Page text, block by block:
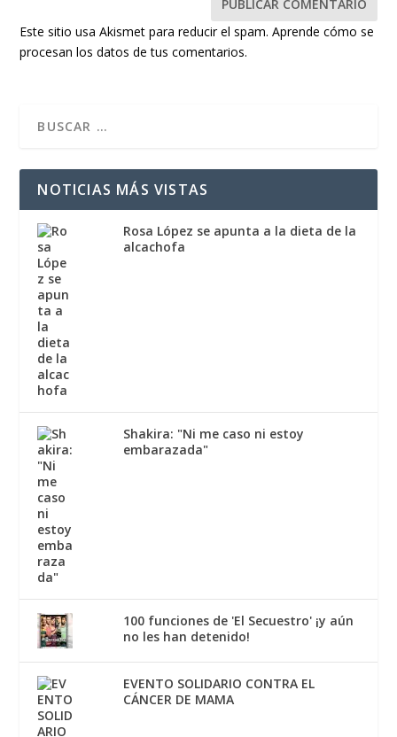
Este sitio usa Akismet para reducir el spam.Aprende cómo se
procesan los datos de tus comentarios.
NOTICIAS MÁS VISTAS
Rosa López se apunta a la dieta de la
alcachofa
Shakira: "Ni me caso ni estoy
embarazada"
100 funciones de 'El Secuestro' ¡y aún
no les han detenido!
EVENTO SOLIDARIO CONTRA EL
CÁNCER DE MAMA